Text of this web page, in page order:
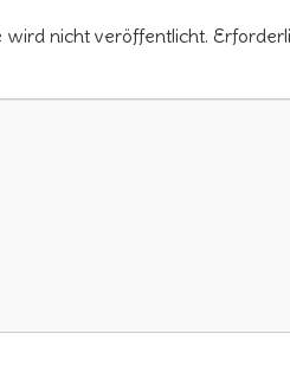
nicht veröffentlicht.